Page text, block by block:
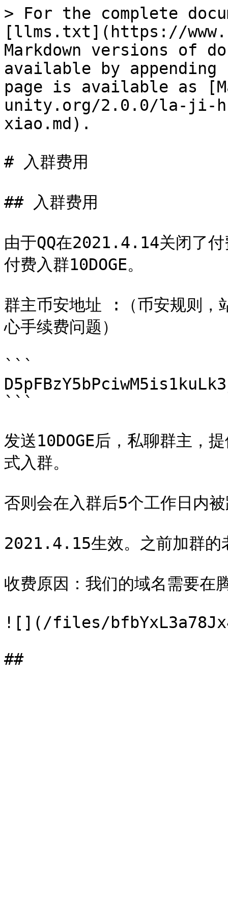
> For the complete
[llms.txt](https://
Markdown versions of
available by
page is available as
unity.org/2.0.0/la-ji-
xiao.md).
# 入群费用
## 入群费用
由于QQ在2021.4.14关闭了
付费入群10DOGE。
群主币安地址 :（币安规则，
心手续费问题）
```
```
发送10DOGE后，私聊群主，
式入群。
否则会在入群后5个工作日内
2021.4.15生效。之前加群的
收费原因：我们的域名需要在
![](/files/